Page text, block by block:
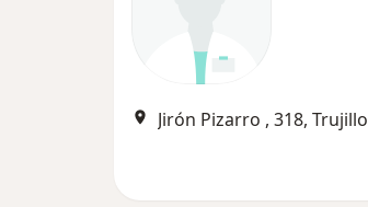
Jirón Pizarro , 318, Trujillo